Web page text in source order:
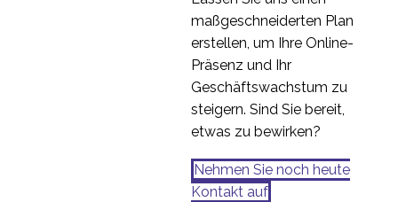
maßgeschneiderten Plan
erstellen, um Ihre Online-
Präsenz und Ihr
Geschäftswachstum zu
steigern. Sind Sie bereit,
etwas zu bewirken?
Nehmen Sie noch heute
Kontakt auf